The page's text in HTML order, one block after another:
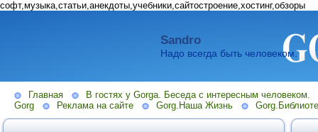
софт,музыка,статьи,анекдоты,учебники,сайтостроение,хостинг,обзоры
Sandro
Надо всегда быть человеком.
Главная
В гостях у Gorga. Беседа с интересным человеком.
Gorg
Реклама на сайте Gorg.Наша Жизнь